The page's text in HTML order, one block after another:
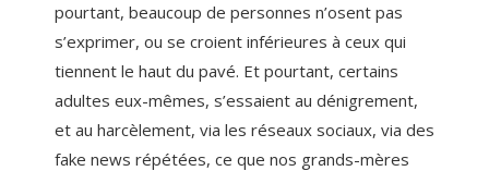
pourtant, beaucoup de personnes n’osent pas
s’exprimer, ou se croient inférieures à ceux qui
tiennent le haut du pavé. Et pourtant, certains
adultes eux-mêmes, s’essaient au dénigrement,
et au harcèlement, via les réseaux sociaux, via des
fake news répétées, ce que nos grands-mères